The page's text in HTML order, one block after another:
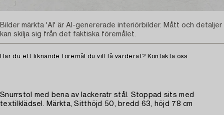
Har du ett liknande föremål du vill få värderat? Kontakta oss
Snurrstol med bena av lackeratr stål. Stoppad sits med
textilklädsel. Märkta, Sitthöjd 50, bredd 63, höjd 78 cm
Bilder märkta 'AI' är AI-genererade interiörbilder. Mått och detaljer
kan skilja sig från det faktiska föremålet.